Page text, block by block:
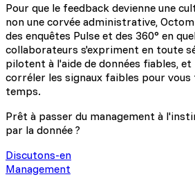
Pour que le feedback devienne une
non une corvée administrative,
des enquêtes Pulse et des 360° en
collaborateurs s'expriment en toute
pilotent à l'aide de données fiables,
corréler les signaux faibles pour vous
temps.
Prêt à passer du management à
par la donnée ?
Discutons-en
Management